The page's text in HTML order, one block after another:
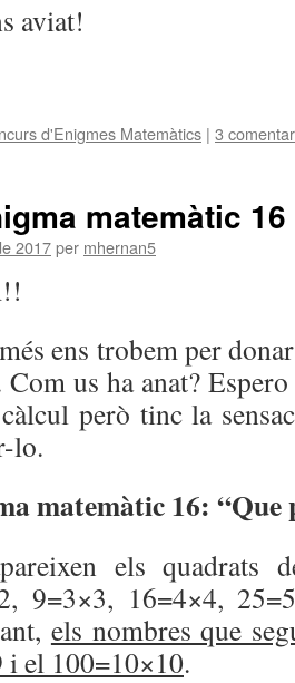
aviat!
d'Enigmes Matemàtics | 3
matemàtic 16
2017per mhernan5
ens trobem per
Com us ha anat?
però tinc la
lo.
matemàtic 16: “Que
els quadrats
9=3×3, 16=4×4,
els nombres que
i el 100=10×10.